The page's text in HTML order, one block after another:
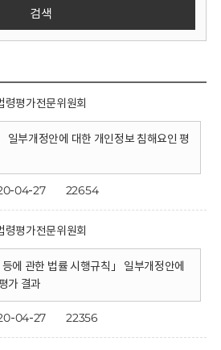
검색
령평가전문위원회
일부개정안에 대한 개인정보 침해요인 평
04-27 22654
령평가전문위원회
등에 관한 법률 시행규칙」 일부개정안에
가 결과
04-27 22356